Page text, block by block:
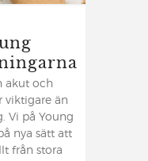
akut och
viktigare än
Vi på Young
nya sätt att
från stora